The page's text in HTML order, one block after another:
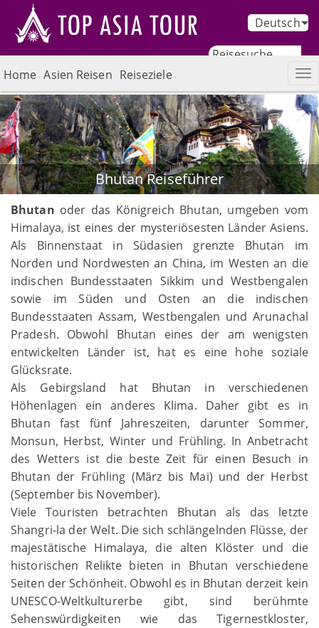
Deutsch
Home Asien Reisen Reiseziele
Bhutan Reiseführer
Bhutan oder das Königreich Bhutan, umgeben vom
Himalaya, ist eines der mysteriösesten Länder Asiens.
Als Binnenstaat in Südasien grenzte Bhutan im
Norden und Nordwesten an China, im Westen an die
indischen Bundesstaaten Sikkim und Westbengalen
sowie im Süden und Osten an die indischen
Bundesstaaten Assam, Westbengalen und Arunachal
Pradesh. Obwohl Bhutan eines der am wenigsten
entwickelten Länder ist, hat es eine hohe soziale
Glücksrate.
Als Gebirgsland hat Bhutan in verschiedenen
Höhenlagen ein anderes Klima. Daher gibt es in
Bhutan fast fünf Jahreszeiten, darunter Sommer,
Monsun, Herbst, Winter und Frühling. In Anbetracht
des Wetters ist die beste Zeit für einen Besuch in
Bhutan der Frühling (März bis Mai) und der Herbst
(September bis November).
Viele Touristen betrachten Bhutan als das letzte
Shangri-la der Welt. Die sich schlängelnden Flüsse, der
majestätische Himalaya, die alten Klöster und die
historischen Relikte bieten in Bhutan verschiedene
Seiten der Schönheit. Obwohl es in Bhutan derzeit kein
UNESCO-Weltkulturerbe gibt, sind berühmte
Sehenswürdigkeiten wie das Tigernestkloster,